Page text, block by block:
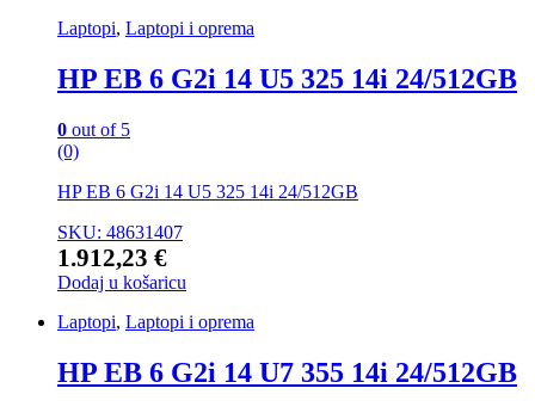
Laptopi, Laptopi i oprema
HP EB 6 G2i 14 U5 325 14i 24/512GB
0 out of 5
(0)
HP EB 6 G2i 14 U5 325 14i 24/512GB
SKU: 48631407
1.912,23 €
Dodaj u košaricu
Laptopi, Laptopi i oprema
HP EB 6 G2i 14 U7 355 14i 24/512GB